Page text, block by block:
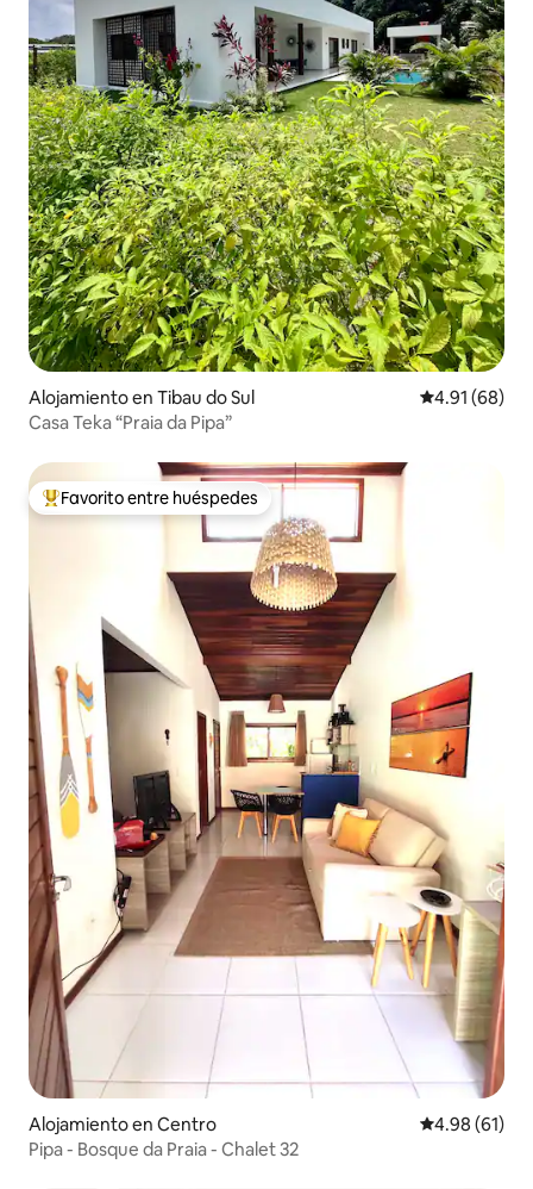
Alojamiento en Tibau do Sul Calificación
4.91 (68)
Casa Teka “Praia da Pipa”
Favorito entre huéspedes preferido
Favorito entre huéspedes
Alojamiento en Centro Calificación
4.98 (61)
Pipa - Bosque da Praia - Chalet 32